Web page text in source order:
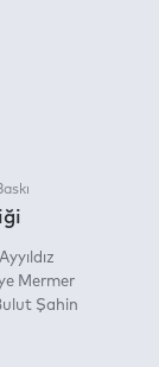
Mermer
Şahin